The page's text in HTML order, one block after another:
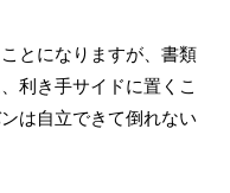
とになりますが、書類
利き手サイドに置くこ
は自立できて倒れない